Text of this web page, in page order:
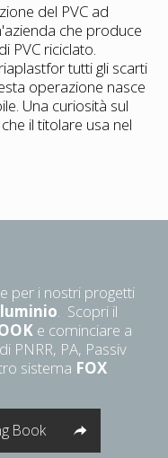
del PVC ad
che produce
PVC riciclato.
tutti gli scarti
operazione nasce
Una curiosità sul
il titolare usa nel
per i nostri progetti
. Scopri il
e cominciare a
PNRR, PA, Passiv
sistema FOX
Book